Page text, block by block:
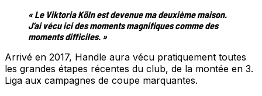
« Le Viktoria Köln est devenue ma deuxième maison.
J’ai vécu ici des moments magnifiques comme des
moments difficiles. »
Arrivé en 2017, Handle aura vécu pratiquement toutes
les grandes étapes récentes du club, de la montée en 3.
Liga aux campagnes de coupe marquantes.